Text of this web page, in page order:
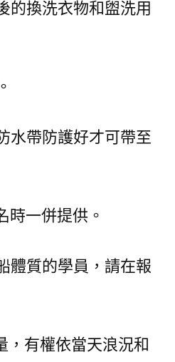
的換洗衣物和盥洗用
水帶防護好才可帶至
時一併提供。
體質的學員，請在報
，有權依當天浪況和